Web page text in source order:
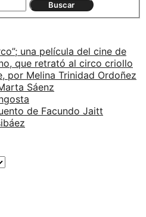
una película del cine de
que retrató al circo criollo
por Melina Trinidad Ordoñez
Sáenz
de Facundo Jaitt